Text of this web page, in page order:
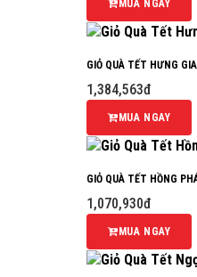
MUA NGAY
GIỎ QUÀ TẾT HƯNG GIA
1,384,563đ
MUA NGAY
GIỎ QUÀ TẾT HỒNG
1,070,930đ
MUA NGAY